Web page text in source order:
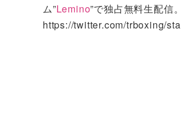
ム”Lemino”で独占無料生配信。
https://twitter.com/trboxing/